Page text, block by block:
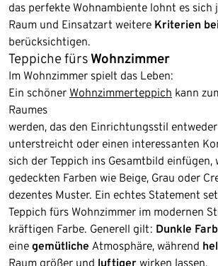
das perfekte Wohnambiente lohnt es sich
Raum und Einsatzart weitere Kriterien
berücksichtigen.
Teppiche fürsWohnzimmer
Im Wohnzimmer spielt das Leben:
Ein schöner Wohnzimmerteppich kann
Raumes
werden, das den Einrichtungsstil
unterstreicht oder einen interessanten
sich der Teppich ins Gesamtbild einfügen,
gedeckten Farben wie Beige, Grau oder
dezentes Muster. Ein echtes Statement
Teppich fürs Wohnzimmer im modernen
kräftigen Farbe. Generell gilt: Dunkle
eine gemütliche Atmosphäre, während
Raum größer und luftiger wirken lassen.